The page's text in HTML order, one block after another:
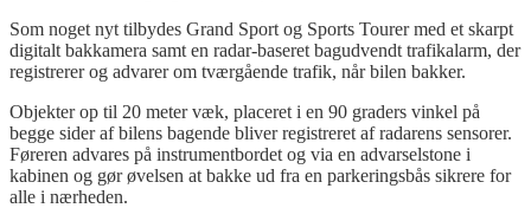
Som noget nyt tilbydes Grand Sport og Sports Tourer med et skarpt
digitalt bakkamera samt en radar-baseret bagudvendt trafikalarm, der
registrerer og advarerom tværgående trafik, når bilen bakker.
Objekter op til 20 meter væk, placeret i en 90 graders vinkel på
begge sider af bilens bagende bliver registreret af radarens sensorer.
Føreren advares på instrumentbordet og via en advarselstone i
kabinen og gør øvelsen at bakke ud fra en parkeringsbås sikrere for
alle i nærheden.